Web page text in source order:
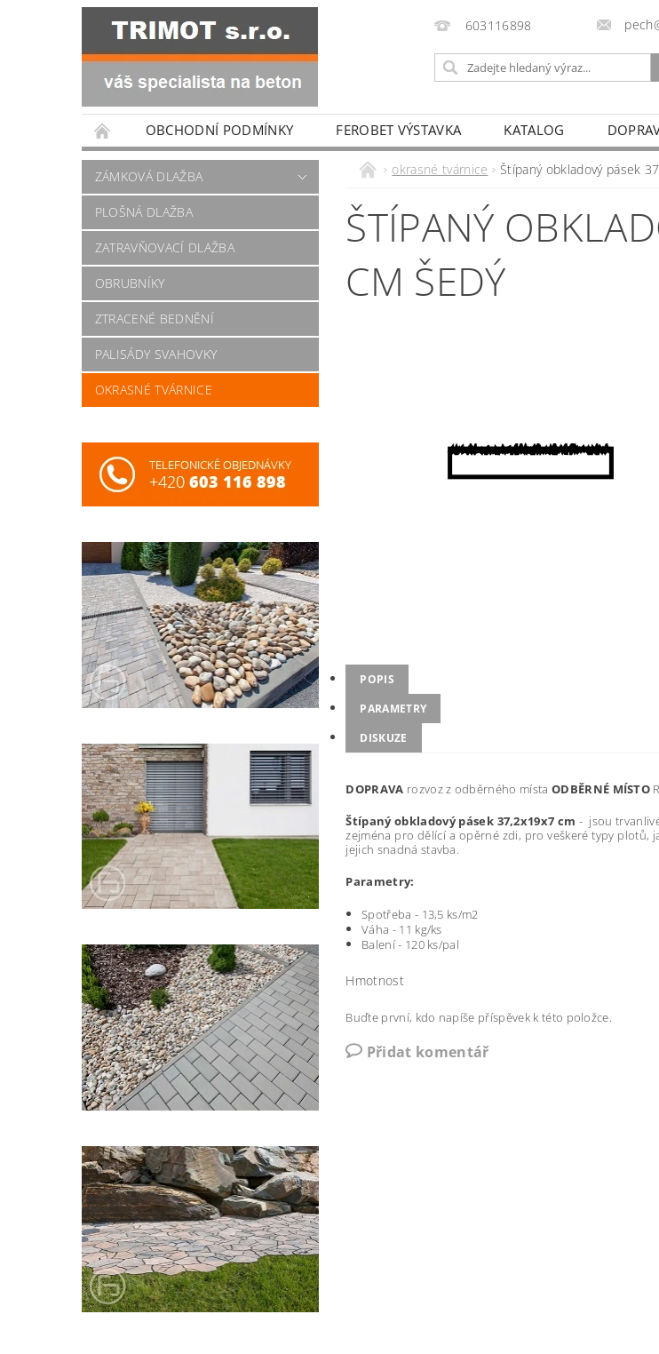
603116898
OBCHODNÍ PODMÍNKY FEROBET VÝSTAVKA KATALOG
ZÁMKOVÁ DLAŽBA
PLOŠNÁ DLAŽBA
ZATRAVŇOVACÍ DLAŽBA
OBRUBNÍKY
ZTRACENÉ BEDNĚNÍ
PALISÁDY SVAHOVKY
OKRASNÉ TVÁRNICE
okrasné tvárnice Štípaný obkladový pásek
ŠTÍPANÝ
CM ŠEDÝ
POPIS
PARAMETRY
DISKUZE
DOPRAVA rozvoz z odběrného místa ODBĚRNÉ MÍSTO
Štípaný obkladový pásek 37,2x19x7 cm - jsou
zejména pro dělící a opěrné zdi, pro veškeré typy plotů,
jejich snadná stavba.
Parametry:
Spotřeba - 13,5 ks/m2
Váha - 11 kg/ks
Balení - 120 ks/pal
Hmotnost
Buďte první, kdo napíše příspěvek k této položce.
Přidat komentář